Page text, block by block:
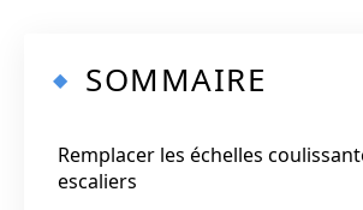
SOMMAIRE
Remplacer les échelles
escaliers